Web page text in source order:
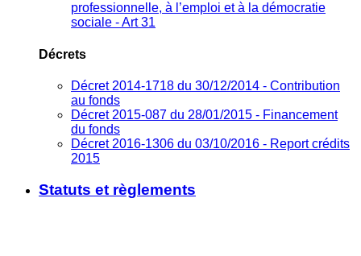
professionnelle, à l’emploi et à la démocratie
sociale - Art 31
Décrets
Décret 2014-1718 du 30/12/2014 - Contribution
au fonds
Décret 2015-087 du 28/01/2015 - Financement
du fonds
Décret 2016-1306 du 03/10/2016 - Report crédits
2015
Statuts et règlements